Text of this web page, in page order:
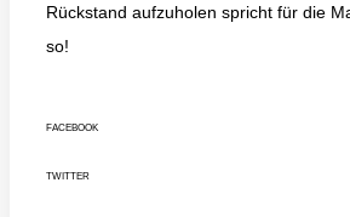
Rückstand aufzuholen spricht für die
so!
FACEBOOK
TWITTER